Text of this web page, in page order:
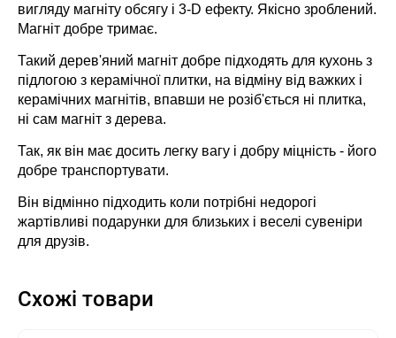
вигляду магніту обсягу і 3-D ефекту. Якісно зроблений.
Магніт добре тримає.
Такий дерев'яний магніт добре підходять для кухонь з
підлогою з керамічної плитки, на відміну від важких і
керамічних магнітів, впавши не розіб'ється ні плитка,
ні сам магніт з дерева.
Так, як він має досить легку вагу і добру міцність - його
добре транспортувати.
Він відмінно підходить коли потрібні недорогі
жартівливі подарунки для близьких і веселі сувеніри
для друзів.
Схожі товари